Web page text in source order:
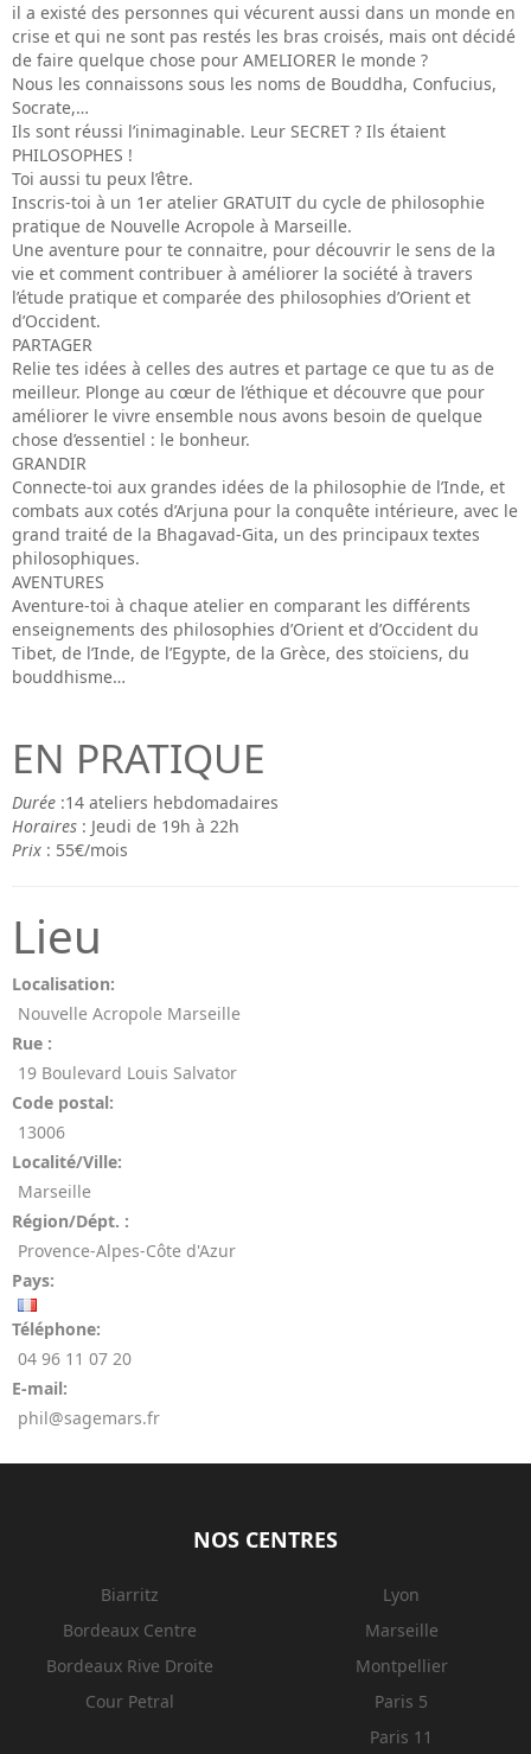
il a existé des personnes qui vécurent aussi dans un monde en
crise et qui ne sont pas restés les bras croisés, mais ont décidé
de faire quelque chose pour AMELIORER le monde ?
Nous les connaissons sous les noms de Bouddha, Confucius,
Socrate,…
Ils sont réussi l’inimaginable. Leur SECRET ? Ils étaient
PHILOSOPHES !
Toi aussi tu peux l’être.
Inscris-toi à un 1er atelier GRATUIT du cycle de philosophie
pratique de Nouvelle Acropole à Marseille.
Une aventure pour te connaitre, pour découvrir le sens de la
vie et comment contribuer à améliorer la société à travers
l’étude pratique et comparée des philosophies d’Orient et
d’Occident.
PARTAGER
Relie tes idées à celles des autres et partage ce que tu as de
meilleur. Plonge au cœur de l’éthique et découvre que pour
améliorer le vivre ensemble nous avons besoin de quelque
chose d’essentiel : le bonheur.
GRANDIR
Connecte-toi aux grandes idées de la philosophie de l’Inde, et
combats aux cotés d’Arjuna pour la conquête intérieure, avec le
grand traité de la Bhagavad-Gita, un des principaux textes
philosophiques.
AVENTURES
Aventure-toi à chaque atelier en comparant les différents
enseignements des philosophies d’Orient et d’Occident du
Tibet, de l’Inde, de l’Egypte, de la Grèce, des stoïciens, du
bouddhisme…
EN PRATIQUE
Durée :14 ateliers hebdomadaires
Horaires : Jeudi de 19h à 22h
Prix : 55€/mois
Lieu
Localisation:
Nouvelle Acropole Marseille
Rue :
19 Boulevard Louis Salvator
Code postal:
13006
Localité/Ville:
Marseille
Région/Dépt. :
Provence-Alpes-Côte d'Azur
Pays:
Téléphone:
04 96 11 07 20
E-mail:
phil@sagemars.fr
NOS CENTRES
Biarritz
Bordeaux Centre
Bordeaux Rive Droite
Cour Petral
Lyon
Marseille
Montpellier
Paris 5
Paris 11